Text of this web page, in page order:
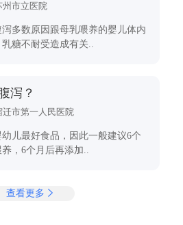
市立医院
数原因跟母乳喂养的婴儿体内
糖不耐受造成有关..
泻？
市第一人民医院
最好食品，因此一般建议6个
，6个月后再添加..
查看更多